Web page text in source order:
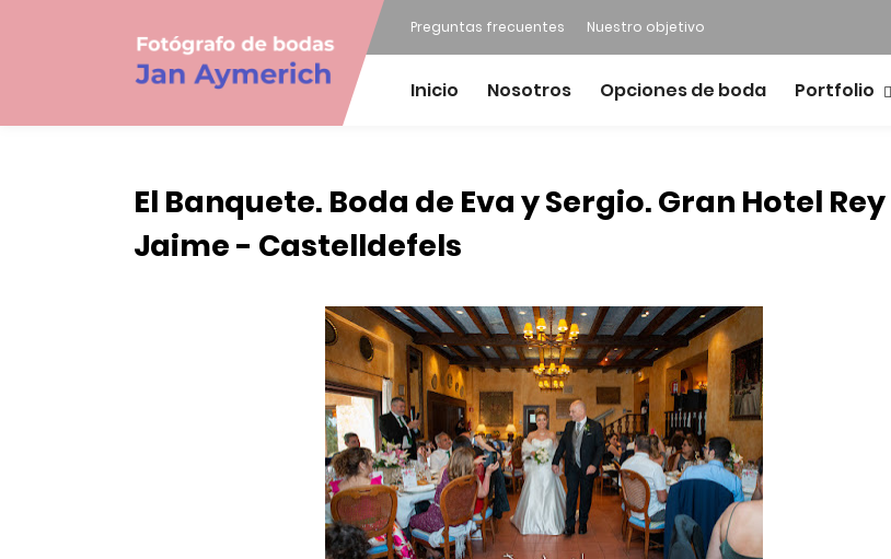
Preguntas frecuentes Nuestro objetivo
Inicio Nosotros Opciones de boda Portfolio
El Banquete. Boda de Eva y Sergio. Gran Hotel
Jaime - Castelldefels